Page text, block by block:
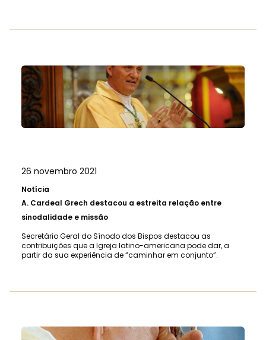
26 novembro 2021
Notícia
A. Cardeal Grech destacou a estreita relação entre
sinodalidade e missão
Secretário Geral do Sínodo dos Bispos destacou as
contribuições que a Igreja latino-americana pode dar, a
partir da sua experiência de “caminhar em conjunto”.